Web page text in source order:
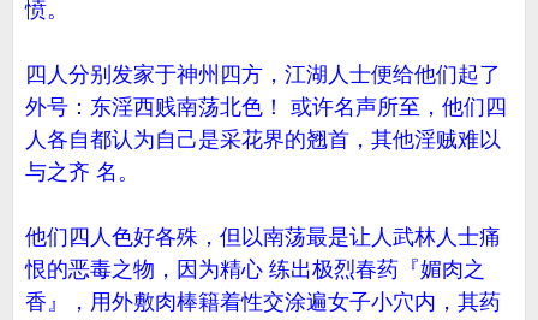
愤。
四人分别发家于神州四方，江湖人士便给他们起了
外号：东淫西贱南荡北色！ 或许名声所至，他们四
人各自都认为自己是采花界的翘首，其他淫贼难以
与之齐 名。
他们四人色好各殊，但以南荡最是让人武林人士痛
恨的恶毒之物，因为精心 练出极烈春药『媚肉之
香』，用外敷肉棒籍着性交涂遍女子小穴内，其药